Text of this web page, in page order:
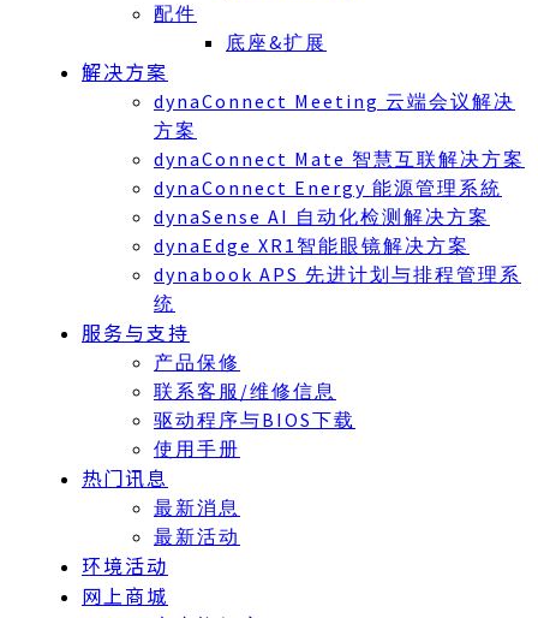
配件
底座&扩展
解决方案
dynaConnect Meeting 云端会议解决
方案
dynaConnect Mate 智慧互联解决方案
dynaConnect Energy 能源管理系統
dynaSense AI 自动化检测解决方案
dynaEdge XR1智能眼镜解决方案
dynabook APS 先进计划与排程管理系
统
服务与支持
产品保修
联系客服/维修信息
驱动程序与BIOS下载
使用手册
热门讯息
最新消息
最新活动
环境活动
网上商城